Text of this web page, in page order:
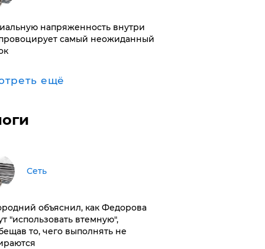
напряженность внутри
самый неожиданный
ещё
Сеть
объяснил, как Федорова
"использовать втемную",
то, чего выполнять не